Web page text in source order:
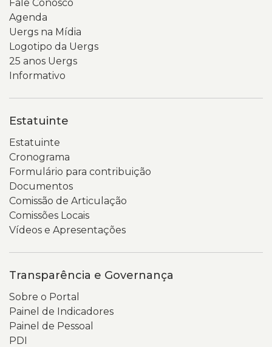
Fale Conosco
Agenda
Uergs na Mídia
Logotipo da Uergs
25 anos Uergs
Informativo
Estatuinte
Estatuinte
Cronograma
Formulário para contribuição
Documentos
Comissão de Articulação
Comissões Locais
Vídeos e Apresentações
Transparência e Governança
Sobre o Portal
Painel de Indicadores
Painel de Pessoal
PDI